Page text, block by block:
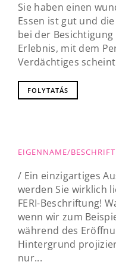
Sie haben einen
Essen ist gut und
bei der
Erlebnis, mit dem
Verdächtiges
FOLYTATÁS
EIGENNAME/
/ Ein einzigartiges
werden Sie wirklich
FERI-Beschriftung!
wenn wir zum
während des
Hintergrund
nur...